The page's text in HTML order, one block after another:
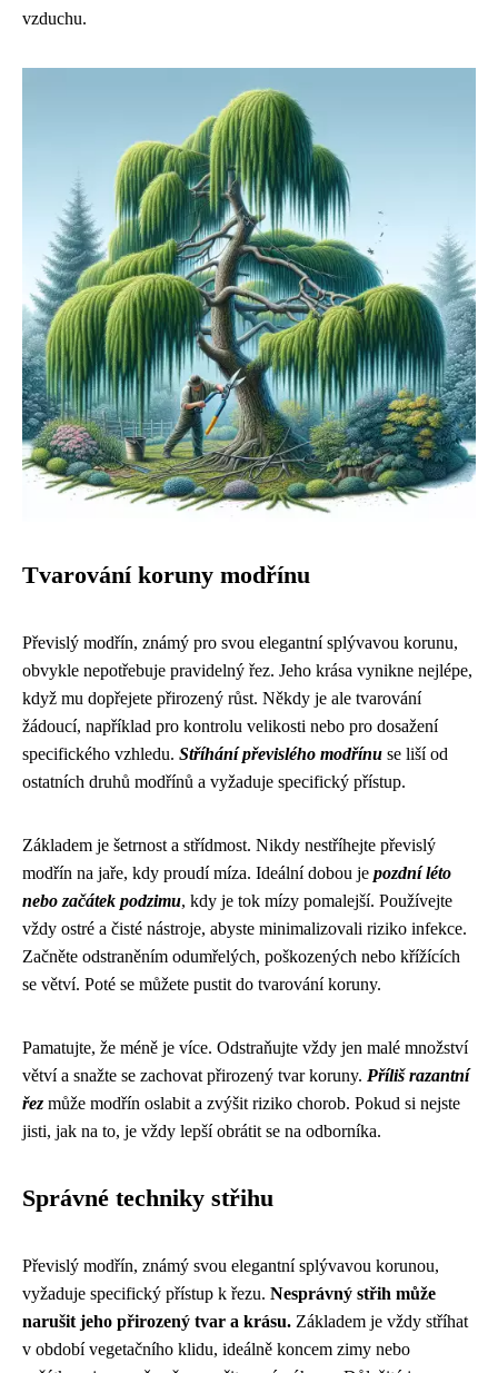
vzduchu.
Tvarování koruny modřínu
Převislý modřín, známý pro svou elegantní splývavou korunu,
obvykle nepotřebuje pravidelný řez. Jeho krása vynikne nejlépe,
když mu dopřejete přirozený růst. Někdy je ale tvarování
žádoucí, například pro kontrolu velikosti nebo pro dosažení
specifického vzhledu. Stříhání převislého modřínu se liší od
ostatních druhů modřínů a vyžaduje specifický přístup.
Základem je šetrnost a střídmost. Nikdy nestříhejte převislý
modřín na jaře, kdy proudí míza. Ideální dobou je pozdní léto
nebo začátek podzimu, kdy je tok mízy pomalejší. Používejte
vždy ostré a čisté nástroje, abyste minimalizovali riziko infekce.
Začněte odstraněním odumřelých, poškozených nebo křížících
se větví. Poté se můžete pustit do tvarování koruny.
Pamatujte, že méně je více. Odstraňujte vždy jen malé množství
větví a snažte se zachovat přirozený tvar koruny. Příliš razantní
řez může modřín oslabit a zvýšit riziko chorob. Pokud si nejste
jisti, jak na to, je vždy lepší obrátit se na odborníka.
Správné techniky střihu
Převislý modřín, známý svou elegantní splývavou korunou,
vyžaduje specifický přístup k řezu. Nesprávný střih může
narušit jeho přirozený tvar a krásu. Základem je vždy stříhat
v období vegetačního klidu, ideálně koncem zimy nebo